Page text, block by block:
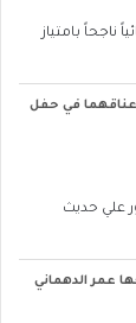
ناجحاً بامتياز
عناقهما في حفل
علي حديث
عمر الدهماني